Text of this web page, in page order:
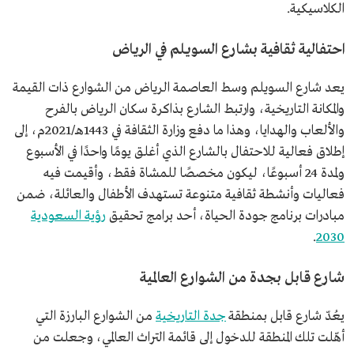
الكلاسيكية.
احتفالية ثقافية بشارع السويلم في الرياض
يعد شارع السويلم وسط العاصمة الرياض من الشوارع ذات القيمة
والمكانة التاريخية، وارتبط الشارع بذاكرة سكان الرياض بالفرح
والألعاب والهدايا، وهذا ما دفع وزارة الثقافة في 1443هـ/2021م، إلى
إطلاق فعالية للاحتفال بالشارع الذي أغلق يومًا واحدًا في الأسبوع
ولمدة 24 أسبوعًا، ليكون مخصصًا للمشاة فقط، وأقيمت فيه
فعاليات وأنشطة ثقافية متنوعة تستهدف الأطفال والعائلة، ضمن
مبادرات برنامج جودة الحياة، أحد برامج تحقيق رؤية السعودية
2030
.
شارع قابل بجدة من الشوارع العالمية
يعُدّ شارع قابل بمنطقةجدة التاريخية من الشوارع البارزة التي
أهّلت تلك المنطقة للدخول إلى قائمة التراث العالمي، وجعلت من